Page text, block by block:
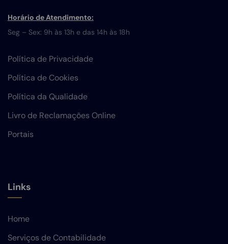
Horário de Atendimento:
Seg – Sex: 9h às 13h e das 14h às 18h
Política de Privacidade
Política de Cookies
Política da Qualidade
Livro de Reclamações Online
Portais
Links
Home
Serviços de Contabilidade